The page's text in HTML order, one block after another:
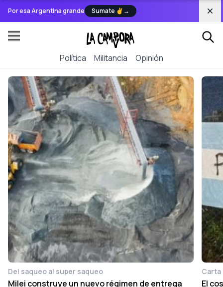
Por esa Argentina grande Sumate ✌ →
Política Militancia Opinión
Del saqueo al super saqueo
Milei construye un nuevo régimen de entrega
El